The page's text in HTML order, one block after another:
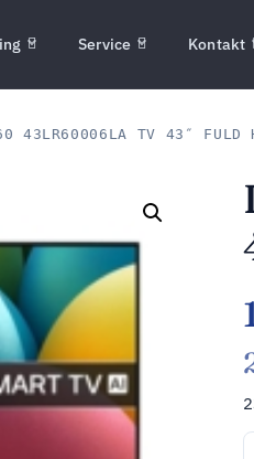
Service Kontakt
43LR60006LA TV 43″ FULD